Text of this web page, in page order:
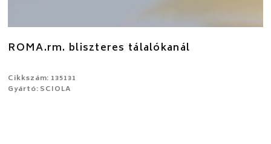
ROMA.rm. bliszteres tálalókanál
Cikkszám: 135131
Gyártó: SCIOLA